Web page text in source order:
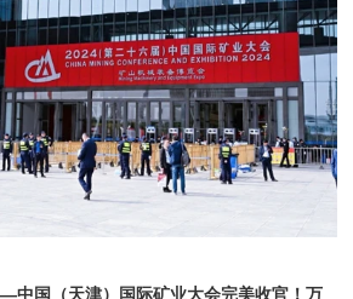
中国（天津）国际矿业大会完美收官！万